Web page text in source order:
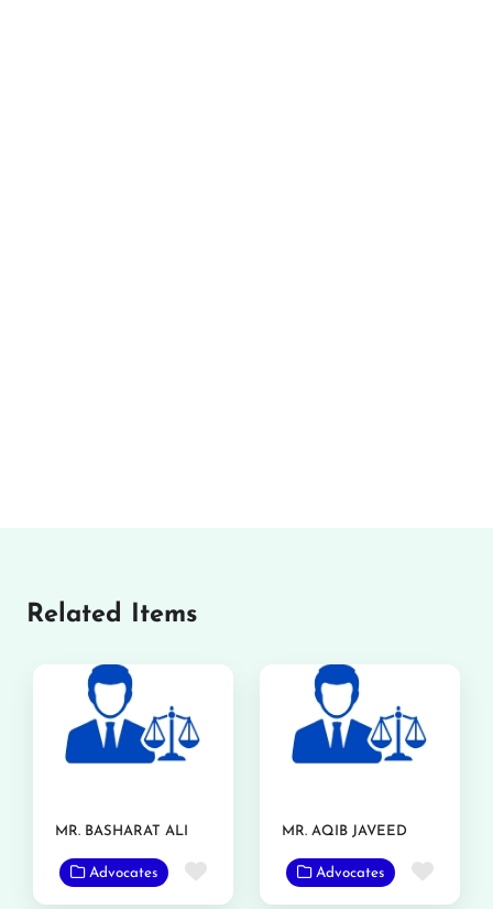
Related Items
MR. BASHARAT ALI
Advocates Favorite
MR. AQIB JAVEED
Advocates